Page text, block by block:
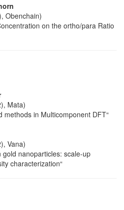
Obenchain)
on the ortho/para Ratio
Mata)
methods in Multicomponent DFT“
Vana)
nanoparticles: scale-up
characterization“